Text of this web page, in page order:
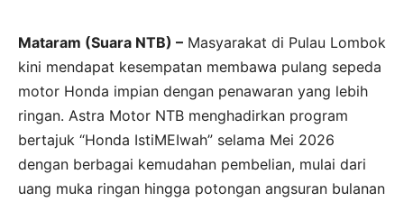
Mataram (Suara NTB) – Masyarakat di Pulau Lombok
kini mendapat kesempatan membawa pulang sepeda
motor Honda impian dengan penawaran yang lebih
ringan. Astra Motor NTB menghadirkan program
bertajuk “Honda IstiMEIwah” selama Mei 2026
dengan berbagai kemudahan pembelian, mulai dari
uang muka ringan hingga potongan angsuran bulanan